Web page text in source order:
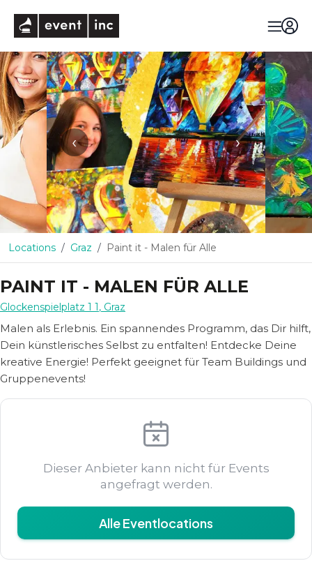
‹ ›
Locations Graz Paint it - Malen für Alle
PAINT IT - MALEN FÜR ALLE
Glockenspielplatz 1 1, Graz
Malen als Erlebnis. Ein spannendes Programm, das Dir hilft,
Dein künstlerisches Selbst zu entfalten! Entdecke Deine
kreative Energie! Perfekt geeignet für Team Buildings und
Gruppenevents!
Dieser Anbieter kann nicht für Events
angefragt werden.
Alle Eventlocations